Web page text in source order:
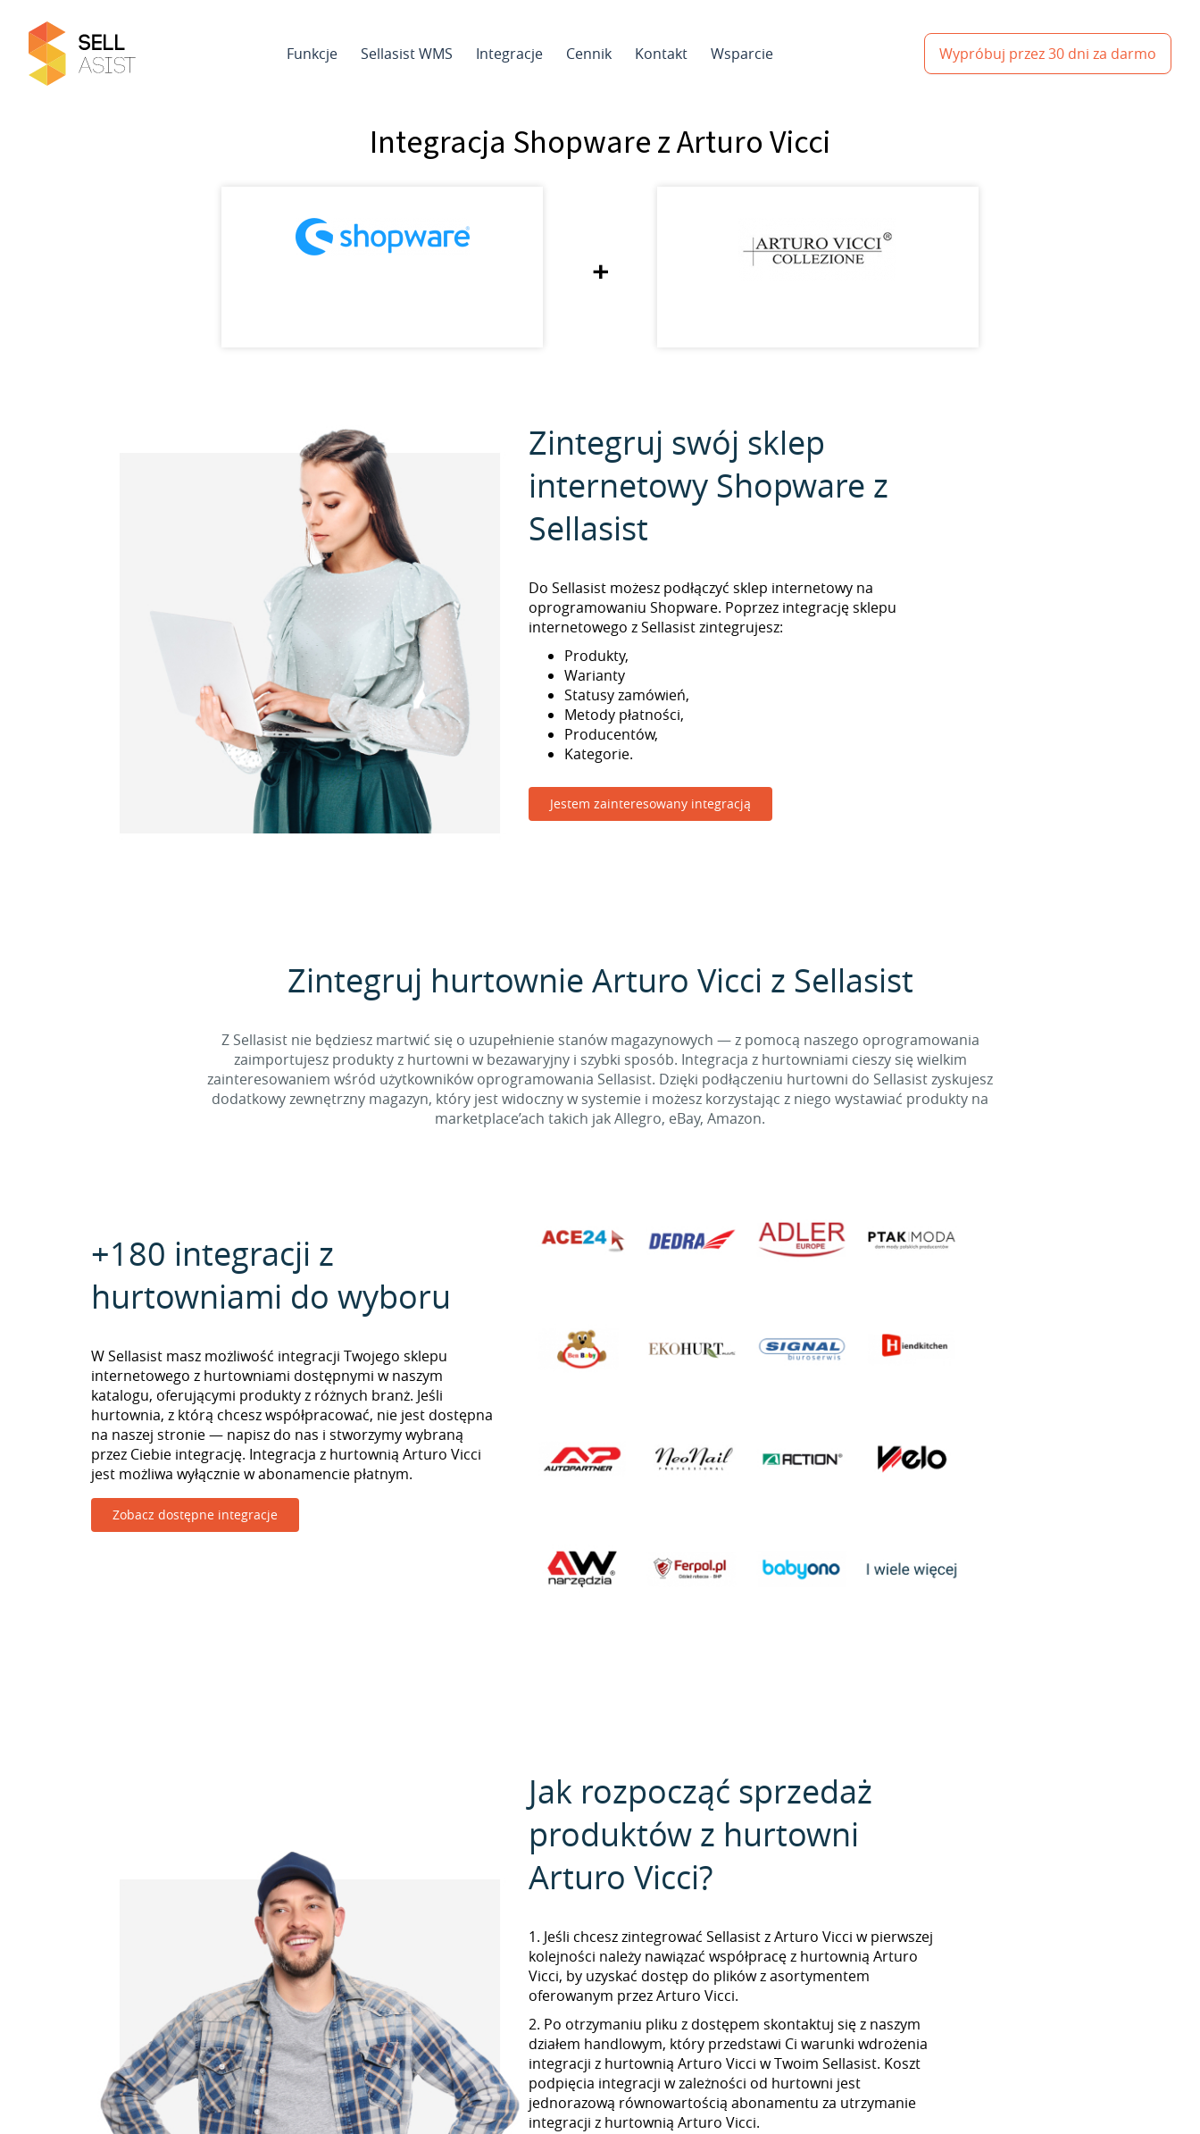
Funkcje Sellasist WMS Integracje Cennik Kontakt Wsparcie Wypróbuj przez 30 dni za darmo
Integracja Shopware z Arturo Vicci
+
Zintegruj swój sklep
internetowy Shopware z
Sellasist
Do Sellasist możesz podłączyć sklep internetowy na
oprogramowaniu Shopware. Poprzez integrację sklepu
internetowego z Sellasist zintegrujesz:
Produkty,
Warianty
Statusy zamówień,
Metody płatności,
Producentów,
Kategorie.
Jestem zainteresowany integracją
Zintegruj hurtownie Arturo Vicci z Sellasist
Z Sellasist nie będziesz martwić się o uzupełnienie stanów magazynowych — z pomocą naszego oprogramowania
zaimportujesz produkty z hurtowni w bezawaryjny i szybki sposób. Integracja z hurtowniami cieszy się wielkim
zainteresowaniem wśród użytkowników oprogramowania Sellasist. Dzięki podłączeniu hurtowni do Sellasist zyskujesz
dodatkowy zewnętrzny magazyn, który jest widoczny w systemie i możesz korzystając z niego wystawiać produkty na
marketplace’ach takich jak Allegro, eBay, Amazon.
+180 integracji z
hurtowniami do wyboru
W Sellasist masz możliwość integracji Twojego sklepu
internetowego z hurtowniami dostępnymi w naszym
katalogu, oferującymi produkty z różnych branż. Jeśli
hurtownia, z którą chcesz współpracować, nie jest dostępna
na naszej stronie — napisz do nas i stworzymy wybraną
przez Ciebie integrację. Integracja z hurtownią Arturo Vicci
jest możliwa wyłącznie w abonamencie płatnym.
Zobacz dostępne integracje
Jak rozpocząć sprzedaż
produktów z hurtowni
Arturo Vicci?
1. Jeśli chcesz zintegrować Sellasist z Arturo Vicci w pierwszej
kolejności należy nawiązać współpracę z hurtownią Arturo
Vicci, by uzyskać dostęp do plików z asortymentem
oferowanym przez Arturo Vicci.
2. Po otrzymaniu pliku z dostępem skontaktuj się z naszym
działem handlowym, który przedstawi Ci warunki wdrożenia
integracji z hurtownią Arturo Vicci w Twoim Sellasist. Koszt
podpięcia integracji w zależności od hurtowni jest
jednorazową równowartością abonamentu za utrzymanie
integracji z hurtownią Arturo Vicci.